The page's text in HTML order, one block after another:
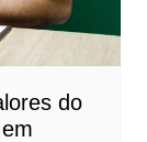
do